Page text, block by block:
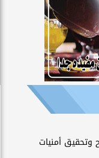
وتحقيق أمنيات